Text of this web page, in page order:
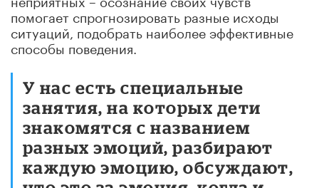
помогает спрогнозировать разные исходы
ситуаций, подобрать наиболее эффективные
способы поведения.
У нас есть специальные
занятия, на которых дети
знакомятся с названием
разных эмоций, разбирают
каждую эмоцию, обсуждают,